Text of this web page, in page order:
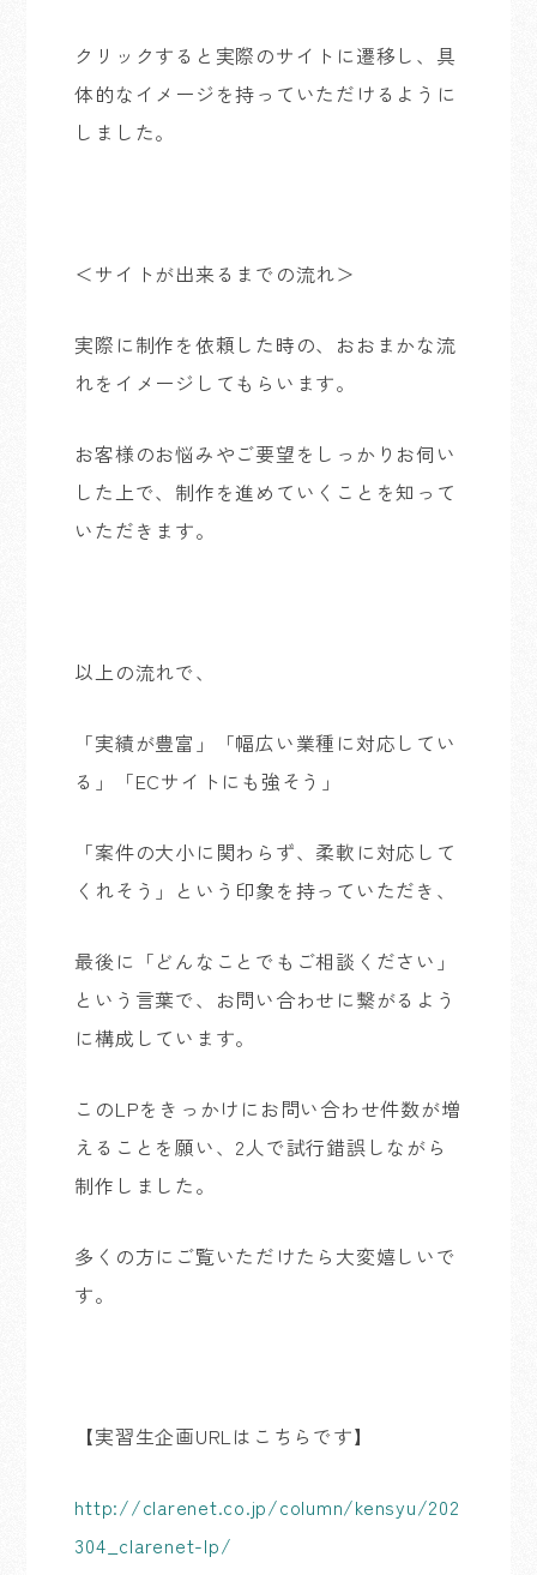
クリックすると実際のサイトに遷移し、具
体的なイメージを持っていただけるように
しました。
＜サイトが出来るまでの流れ＞
実際に制作を依頼した時の、おおまかな流
れをイメージしてもらいます。
お客様のお悩みやご要望をしっかりお伺い
した上で、制作を進めていくことを知って
いただきます。
以上の流れで、
「実績が豊富」「幅広い業種に対応してい
る」「ECサイトにも強そう」
「案件の大小に関わらず、柔軟に対応して
くれそう」という印象を持っていただき、
最後に「どんなことでもご相談ください」
という言葉で、お問い合わせに繋がるよう
に構成しています。
このLPをきっかけにお問い合わせ件数が増
えることを願い、 2人で試行錯誤しながら
制作しました。
多くの方にご覧いただけたら大変嬉しいで
す。
【実習生企画URLはこちらです】
http://clarenet.co.jp/column/kensyu/202
304_clarenet-lp/